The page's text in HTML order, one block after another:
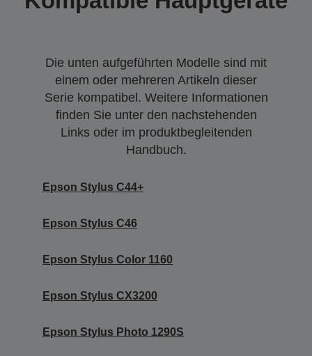
Die unten aufgeführten Modelle sind mit
einem oder mehreren Artikeln dieser
Serie kompatibel. Weitere Informationen
finden Sie unter den nachstehenden
Links oder im produktbegleitenden
Handbuch.
Epson Stylus C44+
Epson Stylus C46
Epson Stylus Color 1160
Epson Stylus CX3200
Epson Stylus Photo 1290S